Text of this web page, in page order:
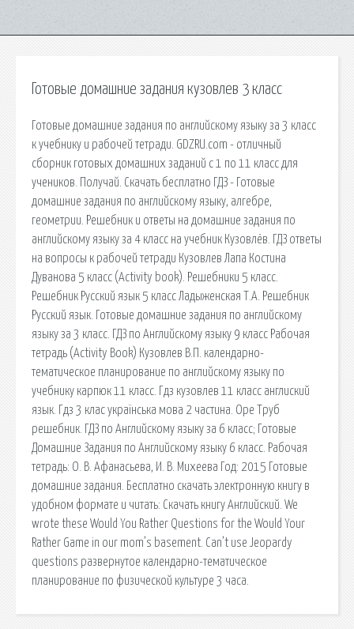
Готовые домашние задания кузовлев 3 класс
Готовые домашние задания по английскому языку за 3 класс
к учебнику и рабочей тетради. GDZRU.com - отличный
сборник готовых домашних заданий с 1 по 11 класс для
учеников. Получай. Скачать бесплатно ГДЗ - Готовые
домашние задания по английскому языку, алгебре,
геометрии. Решебник и ответы на домашние задания по
английскому языку за 4 класс на учебник Кузовлёв. ГДЗ ответы
на вопросы к рабочей тетради Кузовлев Лапа Костина
Дуванова 5 класс (Activity book). Решебники 5 класс.
Решебник Русский язык 5 класс Ладыженская Т.А. Решебник
Русский язык. Готовые домашние задания по английскому
языку за 3 класс. ГДЗ по Английскому языку 9 класс Рабочая
тетрадь (Activity Book) Кузовлев В.П. календарно-
тематическое планирование по английскому языку по
учебнику карпюк 11 класс. Гдз кузовлев 11 класс англиский
язык. Гдз 3 клас українська мова 2 частина. Оре Труб
решебник. ГДЗ по Английскому языку за 6 класс; Готовые
Домашние Задания по Английскому языку 6 класс. Рабочая
тетрадь: О. В. Афанасьева, И. В. Михеева Год: 2015 Готовые
домашние задания. Бесплатно скачать электронную книгу в
удобном формате и читать: Скачать книгу Английский. We
wrote these Would You Rather Questions for the Would Your
Rather Game in our mom’s basement. Can’t use Jeopardy
questions развернутое календарно-тематическое
планирование по физической культуре 3 часа.